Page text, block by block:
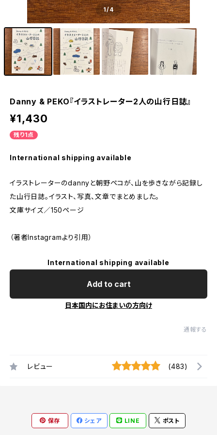
1/4
Danny & PEKO『イラストレーター2人の山行日誌』
¥1,430
残り1点
International shipping available
イラストレーターのdannyと朝野ペコが、山を歩きながら記録し
た山行日誌。イラスト、写真、文章でまとめました。
文庫サイズ／150ページ
（著者Instagramより引用）
International shipping available
Add to cart
日本国内にお住まいの方向け
通報する
レビュー (483)
保存 シェア LINE ポスト